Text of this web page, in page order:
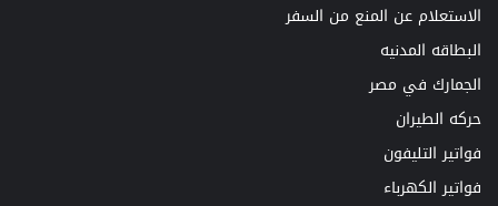
الاستعلام عن المنع من السفر
البطاقه المدنيه
الجمارك في مصر
حركه الطيران
فواتير التليفون
فواتير الكهرباء